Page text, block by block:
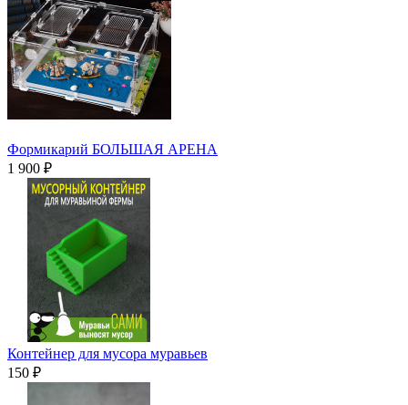
Формикарий БОЛЬШАЯ АРЕНА
1 900 ₽
Контейнер для мусора муравьев
150 ₽